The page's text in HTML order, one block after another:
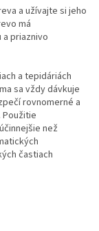
a užívajte si jeho
má
priaznivo
a tepidáriách
sa vždy dávkuje
rovnomerné a
než
častiach